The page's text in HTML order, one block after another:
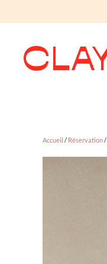
Accueil / Réservation/